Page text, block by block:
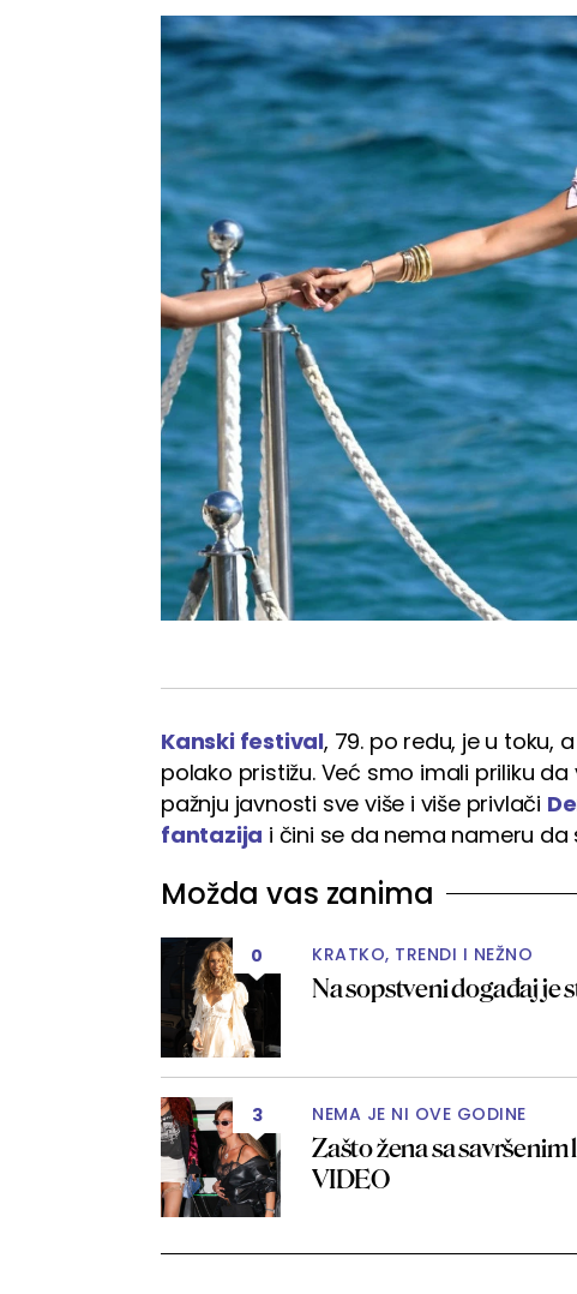
Kanski festival, 79. po redu, je u toku,
polako pristižu. Već smo imali priliku
pažnju javnosti sve više i više privlači
fantazija i čini se da nema nameru da
Možda vas zanima
0 KRATKO, TRENDI I NEŽNO
Na sopstveni događaj je
3 NEMA JE NI OVE GODINE
Zašto žena sa
VIDEO